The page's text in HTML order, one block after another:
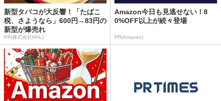
新型タバコが大反響！「たばこ
税、さようなら」600円→83円の
新型が爆売れ
PR(株式会社HAL)
Amazon今日も見逃せない！8
0%OFF以上が続々登場
PR(Amazon)